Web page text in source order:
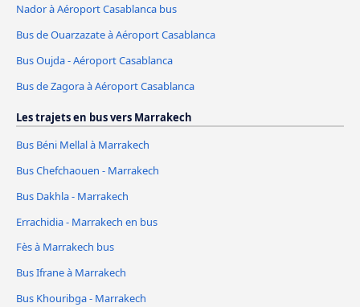
Nador à Aéroport Casablanca bus
Bus de Ouarzazate à Aéroport Casablanca
Bus Oujda - Aéroport Casablanca
Bus de Zagora à Aéroport Casablanca
Les trajets en bus vers Marrakech
Bus Béni Mellal à Marrakech
Bus Chefchaouen - Marrakech
Bus Dakhla - Marrakech
Errachidia - Marrakech en bus
Fès à Marrakech bus
Bus Ifrane à Marrakech
Bus Khouribga - Marrakech